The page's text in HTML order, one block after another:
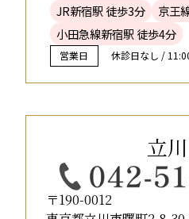
JR新宿駅 徒歩3分
京王
小田急線新宿駅 徒歩4分
営業日 休診日なし /
立
〒190-0012